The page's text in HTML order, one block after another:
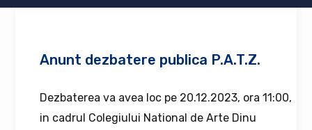
Anunt dezbatere publica P.A.T.Z.
Dezbaterea va avea loc pe 20.12.2023, ora 11:00,
in cadrul Colegiului National de Arte Dinu